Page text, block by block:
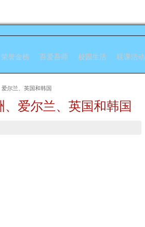
荣誉金榜 吾爱吾师 校园生活 联课活动
尔兰、英国和韩国
爱尔兰、英国和韩国